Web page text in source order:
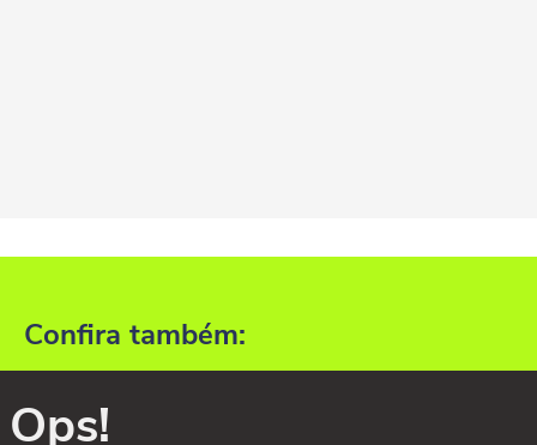
Confira também:
Ops!